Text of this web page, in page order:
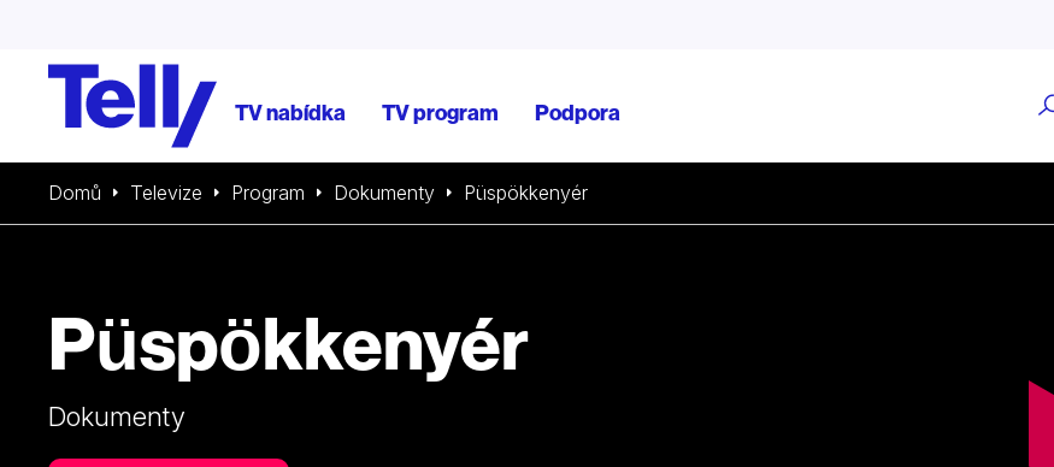
TV nabídka TV program Podpora
Domů Televize Program Dokumenty Püspökkenyér
Püspökkenyér
Dokumenty